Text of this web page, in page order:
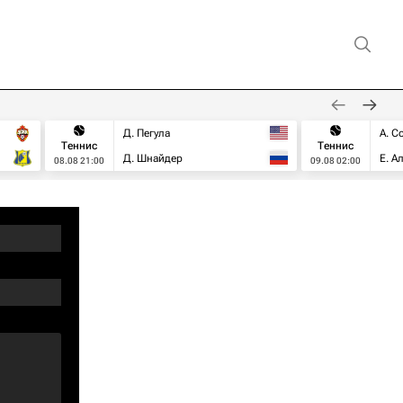
Теннис
08.08 21:00
Д. Пегула
Д. Шнайдер
Теннис
09.08 02:00
А.
Е.